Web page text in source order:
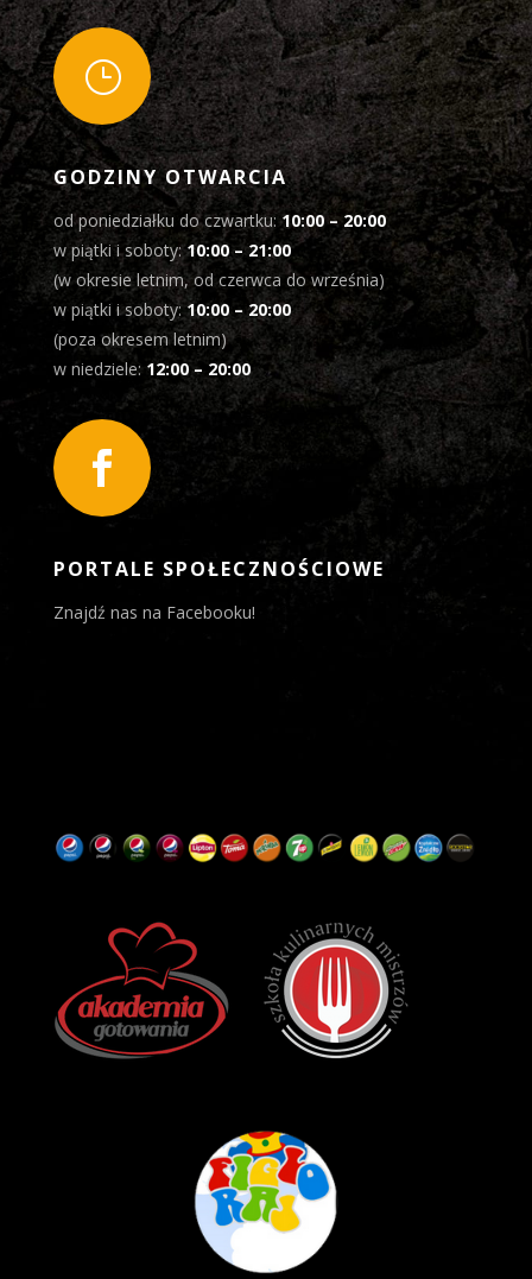
}
GODZINY OTWARCIA
od poniedziałku do czwartku:10:00 – 20:00
w piątki i soboty:10:00 – 21:00
(w okresie letnim, od czerwca do września)
w piątki i soboty:10:00 – 20:00
(poza okresem letnim)
w niedziele: 12:00 – 20:00

PORTALE SPOŁECZNOŚCIOWE
Znajdź nas na Facebooku!